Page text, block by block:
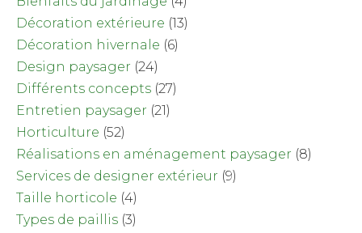
Décoration extérieure (13)
Décoration hivernale (6)
Design paysager (24)
Différents concepts (27)
Entretien paysager (21)
Horticulture (52)
Réalisations en aménagement paysager (8)
Services de designer extérieur (9)
Taille horticole (4)
Types de paillis (3)